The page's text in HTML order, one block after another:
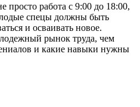
просто работа с 9:00 до 18:00,
спецы должны быть
и осваивать новое.
рынок труда, чем
и какие навыки нужны